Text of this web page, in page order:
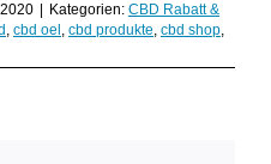
Kategorien: CBD Rabatt &
, cbd oel , cbd produkte, cbd shop,